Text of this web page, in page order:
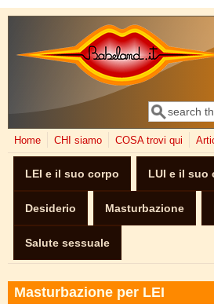
Salta al contenuto principale
Form di
Cerca
Home CHI siamo COSA trovi qui
LEI e il suo corpo LUI e il suo
Desiderio Masturbazione
Salute sessuale
Masturbazione per LEI